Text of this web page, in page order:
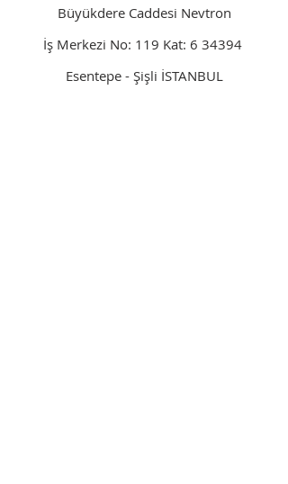
Büyükdere Caddesi Nevtron
İş Merkezi No: 119 Kat: 6 34394
Esentepe - Şişli İSTANBUL